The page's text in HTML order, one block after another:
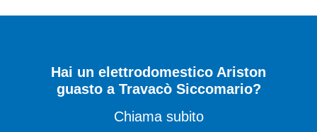
Hai un elettrodomestico Ariston
guasto a Travacò Siccomario?
Chiama subito